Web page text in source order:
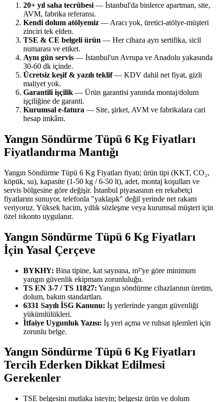
20+ yıl saha tecrübesi — İstanbul'da binlerce apartman, site,
AVM, fabrika referansı.
Kendi dolum atölyemiz — Aracı yok, üretici-atölye-müşteri
zinciri tek elden.
TSE & CE belgeli ürün — Her cihaza ayrı sertifika, sicil
numarası ve etiket.
Aynı gün servis — İstanbul'un Avrupa ve Anadolu yakasında
30-60 dk içinde.
Ücretsiz keşif & yazılı teklif— KDV dahil net fiyat, gizli
maliyet yok.
Garantili işçilik — Ürün garantisi yanında montaj/dolum
işçiliğine de garanti.
Kurumsal e-fatura — Site, şirket, AVM ve fabrikalara cari
hesap imkânı.
Yangın Söndürme Tüpü 6 Kg Fiyatları
Fiyatlandırma Mantığı
Yangın Söndürme Tüpü 6 Kg Fiyatları fiyatı; ürün tipi (KKT, CO₂,
köpük, su), kapasite (1-50 kg / 6-50 lt), adet, montaj koşulları ve
servis bölgesine göre değişir. İstanbul piyasasının en rekabetçi
fiyatlarını sunuyor, telefonla "yaklaşık" değil yerinde net rakam
veriyoruz. Yüksek hacim, yıllık sözleşme veya kurumsal müşteri için
özel iskonto uygulanır.
Yangın Söndürme Tüpü 6 Kg Fiyatları
İçin Yasal Çerçeve
BYKHY: Bina tipine, kat sayısına, m²'ye göre minimum
yangın güvenlik ekipmanı zorunluluğu.
TS EN 3-7 / TS 11827: Yangın söndürme cihazlarının üretim,
dolum, bakım standartları.
6331 Sayılı İSG Kanunu: İş yerlerinde yangın güvenliği
yükümlülükleri.
İtfaiye Uygunluk Yazısı: İş yeri açma ve ruhsat işlemleri için
zorunlu belge.
Yangın Söndürme Tüpü 6 Kg Fiyatları
Tercih Ederken Dikkat Edilmesi
Gerekenler
TSE belgesini mutlaka isteyin; belgesiz ürün ve dolum